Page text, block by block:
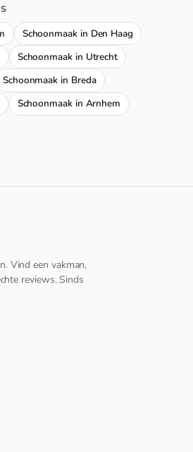
Schoonmaak in Den Haag
Schoonmaak in Utrecht
Schoonmaak in Breda
Schoonmaak in Arnhem
Vind een vakman,
reviews. Sinds